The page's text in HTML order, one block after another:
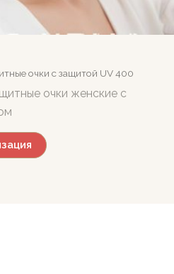
очки c защитой UV 400
очки женские с